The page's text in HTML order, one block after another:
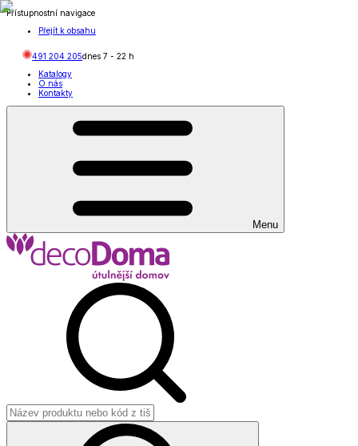
Přístupnostní navigace
Přejít k obsahu
491 204 205dnes 7 - 22 h
Katalogy
O nás
Kontakty
Menu